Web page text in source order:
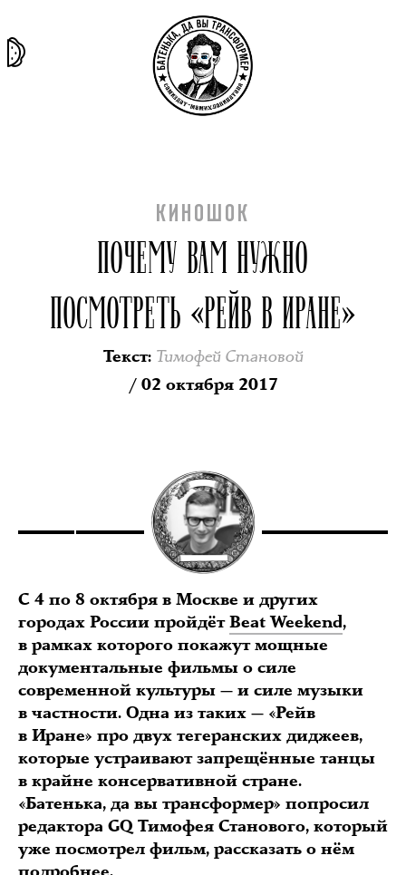
КИНОШОК
ПОЧЕМУ ВАМ НУЖНО
ПОСМОТРЕТЬ «РЕЙВ В ИРАНЕ»
Текст: Тимофей Становой
/ 02 октября 2017
С 4 по 8 октября в Москве и других
городах России пройдётBeat Weekend,
в рамках которого покажут мощные
документальные фильмы о силе
современной культуры — и силе музыки
в частности. Одна из таких — «Рейв
в Иране» про двух тегеранских диджеев,
которые устраивают запрещённые танцы
в крайне консервативной стране.
«Батенька, да вы трансформер» попросил
редактора GQ Тимофея Станового, который
уже посмотрел фильм, рассказать о нём